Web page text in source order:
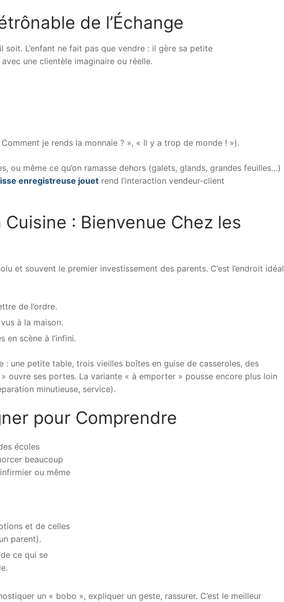
de l’Échange
soit. L’enfant ne fait pas que vendre : il gère sa petite
une clientèle imaginaire ou réelle.
je rends la monnaie ? », « Il y a trop de monde ! »).
ou même ce qu’on ramasse dehors (galets, glands, grandes feuilles…)
enregistreuse jouet rend l’interaction vendeur-client
: Bienvenue Chez les
et souvent le premier investissement des parents. C’est l’endroit idéal
de l’ordre.
à la maison.
en scène à l’infini.
: une petite table, trois vieilles boîtes en guise de casseroles, des
ouvre ses portes. La variante « à emporter » pousse encore plus loin
minutieuse, service).
pour Comprendre
écoles
beaucoup
ou même
et de celles
parent).
ce qui se
un « bobo », expliquer un geste, rassurer. C’est le meilleur